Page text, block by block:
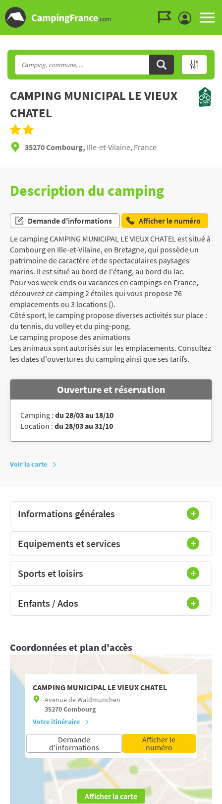
CAMPING MUNICIPAL LE VIEUX
CHATEL
35270 Combourg, Ille-et-Vilaine, France
Description du camping
Demande d'informations
Afficher le numéro
Le camping CAMPING MUNICIPAL LE VIEUX CHATEL est situé à
Combourg en Ille-et-Vilaine, en Bretagne, qui possède un
patrimoine de caractère et de spectaculaires paysages
marins. Il est situé au bord de l'étang, au bord du lac.
Pour vos week-ends ou vacances en campings en France,
découvrez ce camping 2 étoiles qui vous propose 76
emplacements ou 3 locations ().
Côté sport, le camping propose diverses activités sur place :
du tennis, du volley et du ping-pong.
Le camping propose des animations
Les animaux sont autorisés sur les emplacements. Consultez
les dates d'ouvertures du camping ainsi que ses tarifs.
Ouverture et réservation
Camping : du 28/03 au 18/10
Location : du 28/03 au 31/10
Voir la carte
Informations générales
Equipements et services
Sports et loisirs
Enfants / Ados
Coordonnées et plan d'accès
CAMPING MUNICIPAL LE VIEUX CHATEL
Avenue de Waldmunchen
35270Combourg
Votre itinéraire
Demande
d'informations
Afficher le
numéro
Afficher la carte